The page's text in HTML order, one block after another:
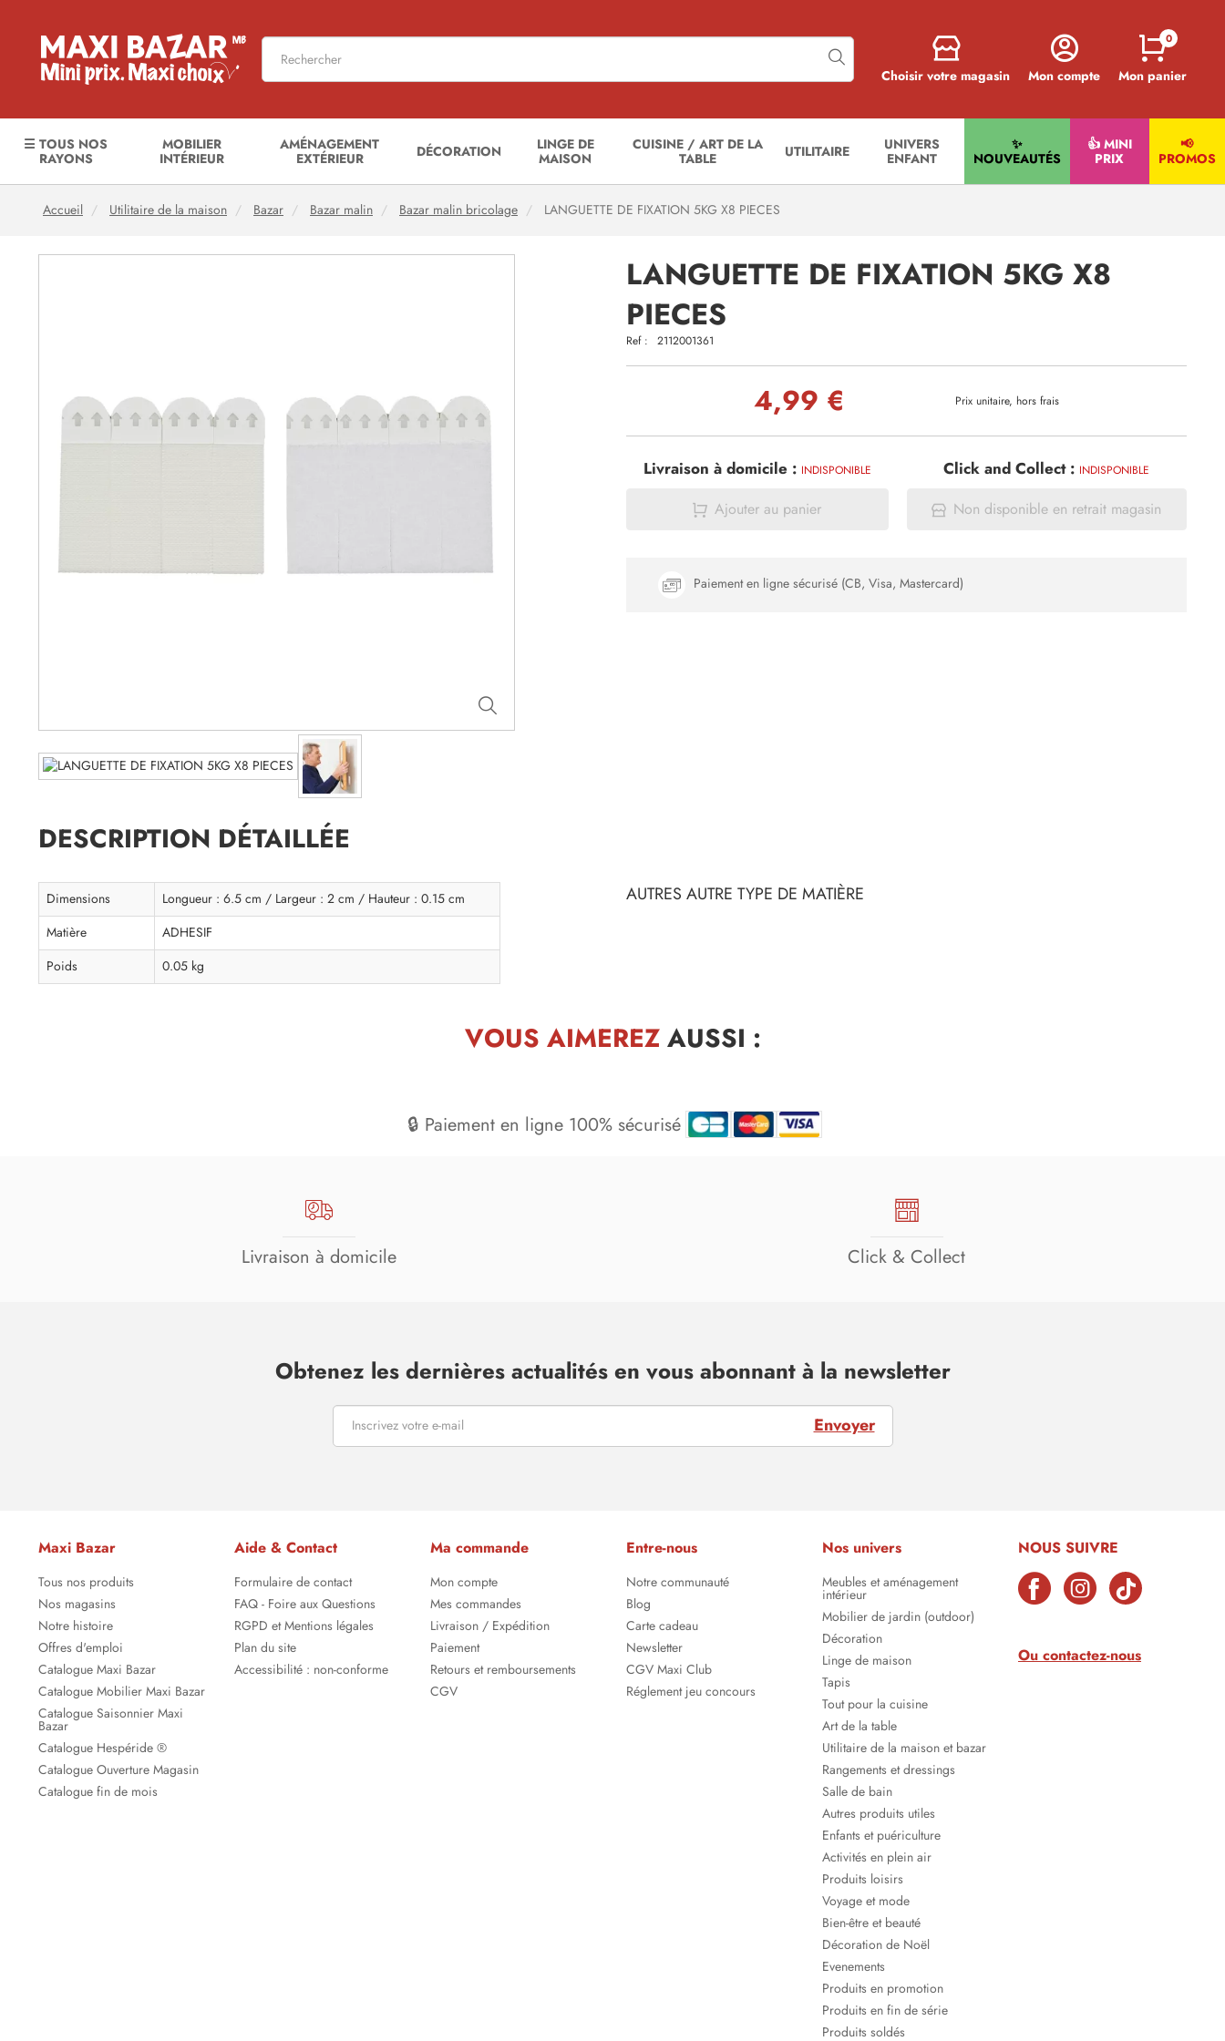
Choisir votre magasin Mon compte Mon panier
0
☰ TOUS NOS
RAYONS
MOBILIER
INTÉRIEUR
AMÉNAGEMENT
EXTÉRIEUR
DÉCORATION
LINGE DE
MAISON
CUISINE / ART DE LA
TABLE
UTILITAIRE
UNIVERS
ENFANT
✨
NOUVEAUTÉS
👍 MINI
PRIX
📢
PROMOS
Accueil Utilitaire de la maison Bazar Bazar malin Bazar malin bricolage LANGUETTE DE FIXATION 5KG X8 PIECES
LANGUETTE DE FIXATION 5KG X8
PIECES
Ref : 2112001361
4,99 € Prix unitaire, hors frais
Livraison à domicile : INDISPONIBLE
Ajouter au panier
Click and Collect : INDISPONIBLE
Non disponible en retrait magasin
Paiement en ligne sécurisé (CB, Visa, Mastercard)
DESCRIPTION DÉTAILLÉE
Dimensions
Longueur : 6.5 cm / Largeur : 2 cm / Hauteur : 0.15 cm
Matière
ADHESIF
Poids
0.05 kg
AUTRES AUTRE TYPE DE MATIÈRE
VOUS AIMEREZAUSSI :
🔒 Paiement en ligne 100% sécurisé
Livraison à domicile Click & Collect
Obtenez les dernières actualités en vous abonnant à la newsletter
Envoyer
Maxi Bazar
Tous nos produits
Nos magasins
Notre histoire
Offres d'emploi
Catalogue Maxi Bazar
Catalogue Mobilier Maxi Bazar
Catalogue Saisonnier Maxi
Bazar
Catalogue Hespéride ®
Catalogue Ouverture Magasin
Catalogue fin de mois
Aide & Contact
Formulaire de contact
FAQ - Foire aux Questions
RGPD et Mentions légales
Plan du site
Accessibilité : non-conforme
Ma commande
Mon compte
Mes commandes
Livraison / Expédition
Paiement
Retours et remboursements
CGV
Entre-nous
Notre communauté
Blog
Carte cadeau
Newsletter
CGV Maxi Club
Réglement jeu concours
Nos univers
Meubles et aménagement
intérieur
Mobilier de jardin (outdoor)
Décoration
Linge de maison
Tapis
Tout pour la cuisine
Art de la table
Utilitaire de la maison et bazar
Rangements et dressings
Salle de bain
Autres produits utiles
Enfants et puériculture
Activités en plein air
Produits loisirs
Voyage et mode
Bien-être et beauté
Décoration de Noël
Evenements
Produits en promotion
Produits en fin de série
Produits soldés
NOUS SUIVRE
Ou contactez-nous